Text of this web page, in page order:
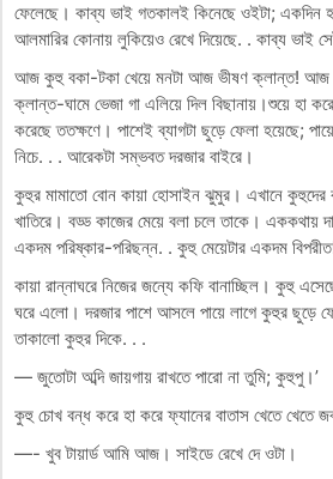
ফেলেছে। কাব্য ভাই গতকালই কিনেছে ওইটা; একদিন
আলমারির কোনায় লুকিয়েও রেখে দিয়েছে. . কাব্য ভাই
আজ কুহু বকা-টকা খেয়ে মনটা আজ ভীষণ ক্লান্ত! আজ
ক্লান্ত-ঘামে ভেজা গা এলিয়ে দিল বিছানায়।শুয়ে হা
করেছে ততক্ষণে। পাশেই ব্যাগটা ছুড়ে ফেলা হয়েছে;
নিচে. . . আরেকটা সম্ভবত দরজার বাইরে।
কুহুর মামাতো বোন কায়া হোসাইন ঝুমুর। এখানে কুহুদের
খাতিরে। বড্ড কাজের মেয়ে বলা চলে তাকে। এককথায়
একদম পরিষ্কার-পরিছন্ন. . কুহু মেয়েটার একদম
কায়া রান্নাঘরে নিজের জন্যে কফি বানাচ্ছিল। কুহু
ঘরে এলো। দরজার পাশে আসলে পায়ে লাগে কুহুর ছুড়ে
তাকালো কুহুর দিকে. . .
— জুতোটা অব্দি জায়গায় রাখতে পারো না তুমি; কুহুপু।’
কুহু চোখ বন্ধ করে হা করে ফ্যানের বাতাস খেতে খেতে
—- খুব টায়ার্ড আমি আজ। সাইডে রেখে দে ওটা।